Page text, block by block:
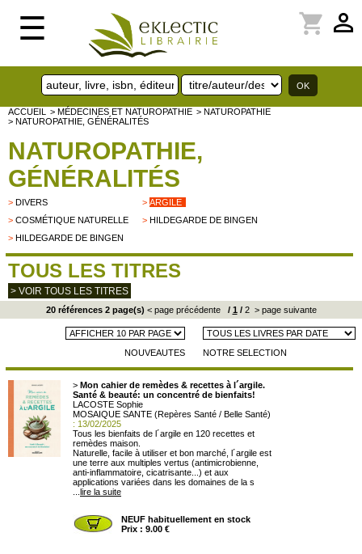
☰ perm_identity
shopping_cart
ACCUEIL > MÉDECINES ET NATUROPATHIE > NATUROPATHIE
> NATUROPATHIE, GÉNÉRALITÉS
NATUROPATHIE,
GÉNÉRALITÉS
> DIVERS >ARGILE
> COSMÉTIQUE NATURELLE >HILDEGARDE DE BINGEN
> HILDEGARDE DE BINGEN
TOUS LES TITRES
> VOIR TOUS LES TITRES
20 références 2 page(s) < page précédente/ 1 /2 > page suivante
NOUVEAUTES NOTRE SELECTION
> Mon cahier de remèdes & recettes à l´argile.
Santé & beauté: un concentré de bienfaits!
LACOSTE Sophie
MOSAIQUE SANTE (Repères Santé / Belle Santé)
: 13/02/2025
Tous les bienfaits de l´argile en 120 recettes et
remèdes maison.
Naturelle, facile à utiliser et bon marché, l´argile est
une terre aux multiples vertus (antimicrobienne,
anti-inflammatoire, cicatrisante...) et aux
applications variées dans les domaines de la s
lire la suite
NEUF habituellement en stock
Prix : 9.00 €